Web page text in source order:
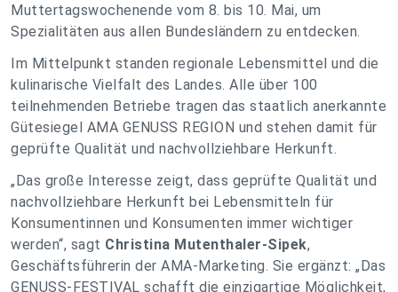
Muttertagswochenende vom 8. bis 10. Mai, um
Spezialitäten aus allen Bundesländern zu entdecken.
Im Mittelpunkt standen regionale Lebensmittel und die
kulinarische Vielfalt des Landes. Alle über 100
teilnehmenden Betriebe tragen das staatlich anerkannte
Gütesiegel AMA GENUSS REGION und stehen damit für
geprüfte Qualität und nachvollziehbare Herkunft.
„Das große Interesse zeigt, dass geprüfte Qualität und
nachvollziehbare Herkunft bei Lebensmitteln für
Konsumentinnen und Konsumenten immer wichtiger
werden“, sagt Christina Mutenthaler-Sipek,
Geschäftsführerin der AMA-Marketing. Sie ergänzt: „Das
GENUSS-FESTIVAL schafft die einzigartige Möglichkeit,